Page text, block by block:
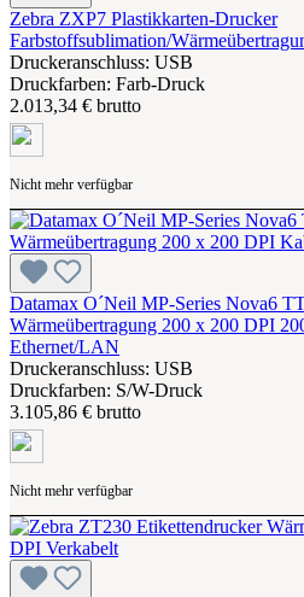
Zebra ZXP7 Plastikkarten-Drucker
Farbstoffsublimation/
Druckeranschluss: USB
Druckfarben: Farb-Druck
2.013,34 € brutto
Nicht mehr verfügbar
Datamax O´Neil MP-Series Nova6
Wärmeübertragung 200 x 200 DPI
Ethernet/LAN
Druckeranschluss: USB
Druckfarben: S/W-Druck
3.105,86 € brutto
Nicht mehr verfügbar